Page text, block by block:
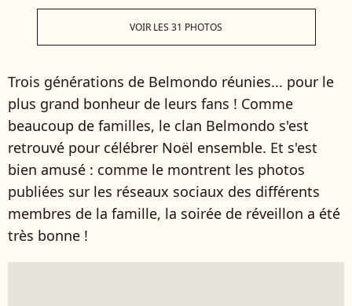
VOIR LES 31 PHOTOS
Trois générations de Belmondo réunies... pour le
plus grand bonheur de leurs fans ! Comme
beaucoup de familles, le clan Belmondo s'est
retrouvé pour célébrer Noël ensemble. Et s'est
bien amusé : comme le montrent les photos
publiées sur les réseaux sociaux des différents
membres de la famille, la soirée de réveillon a été
très bonne !